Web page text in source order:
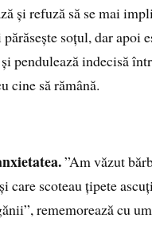
și refuză să se mai
soțul, dar apoi
pendulează indecisă
cine să rămână.
”Am văzut
care scoteau țipete
rememorează cu